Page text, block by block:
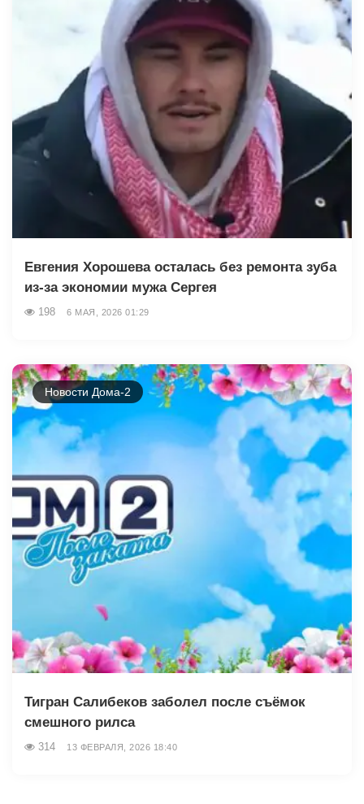
Евгения Хорошева осталась без ремонта зуба
из-за экономии мужа Сергея
198 6 МАЯ, 2026 01:29
Новости Дома-2
Тигран Салибеков заболел после съёмок
смешного рилса
314 13 ФЕВРАЛЯ, 2026 18:40